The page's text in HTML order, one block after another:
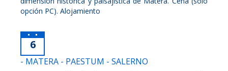
opción PC). Alojamiento
6
- MATERA - PAESTUM - SALERNO